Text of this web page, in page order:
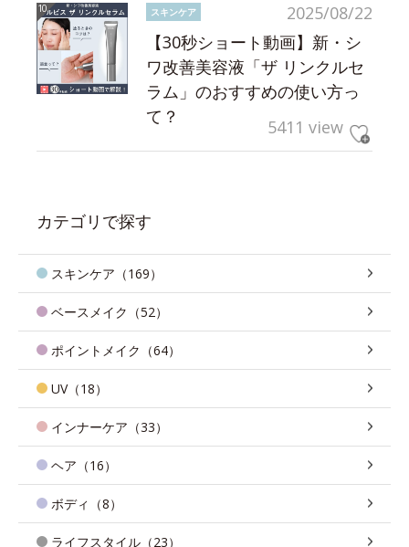
2025/08/22
スキンケア
【30秒ショート動画】新・シ
ワ改善美容液「ザ リンクルセ
ラム」のおすすめの使い方っ
て？
5411 view
カテゴリで探す
スキンケア（169）
ベースメイク（52）
ポイントメイク（64）
UV（18）
インナーケア（33）
ヘア（16）
ボディ（8）
ライフスタイル（23）